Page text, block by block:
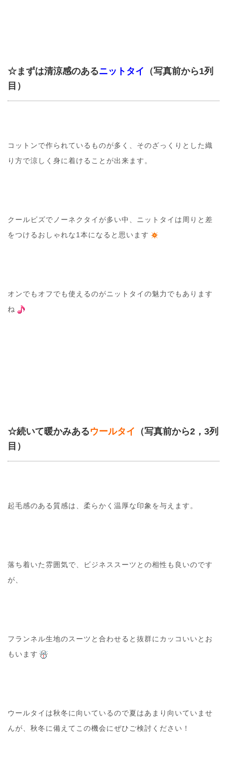
☆まずは清涼感のあるニットタイ （写真前から1列
目）
コットンで作られているものが多く、そのざっくりとした織
り方で涼しく身に着けることが出来ます。
クールビズでノーネクタイが多い中、ニットタイは周りと差
をつけるおしゃれな1本になると思います
オンでもオフでも使えるのがニットタイの魅力でもあります
ね
☆続いて暖かみあるウールタイ （写真前から2，3列
目）
起毛感のある質感は、柔らかく温厚な印象を与えます。
落ち着いた雰囲気で、ビジネススーツとの相性も良いのです
が、
フランネル生地のスーツと合わせると抜群にカッコいいとお
もいます
ウールタイは秋冬に向いているので夏はあまり向いていませ
んが、秋冬に備えてこの機会にぜひご検討ください！